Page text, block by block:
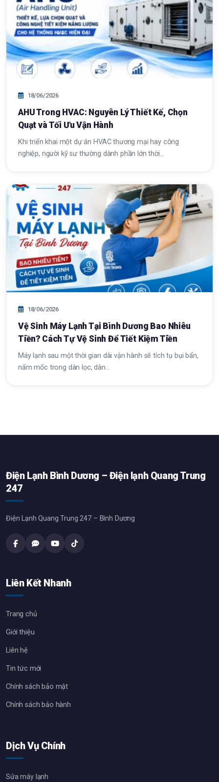
18/06/2026
AHU Trong HVAC: Nguyên Lý Thiết Kế, Chọn
Quạt và Tối Ưu Vận Hành
Khi triển khai một dự án HVAC thương mại hay công
nghiệp, người kỹ sư thường dành phần lớn thời…
18/06/2026
Vệ Sinh Máy Lạnh Tại Bình Dương Bao Nhiêu
Tiền? Cách Tự Vệ Sinh Để Tiết Kiệm Tiền
Máy lạnh sau một thời gian dài vận hành sẽ tích tụ bụi bẩn,
nấm mốc trong dàn lọc, dàn…
Điện Lạnh Bình Dương – Điện lạnh Quang Trung
247
Điện Lạnh Quang Trung 247 – Bình Dương
Liên Kết Nhanh
Trang chủ
Giới thiệu
Liên hệ
Tin tức mới
Chính sách bảo mật
Chính sách bảo hành
Dịch Vụ Chính
Sửa máy lạnh